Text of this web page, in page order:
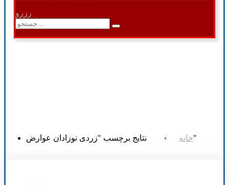
رزرو
خانه › نتایج برچسب "زردی نوزادان عوارض"